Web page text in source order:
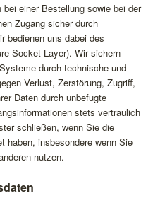
einer Bestellung sowie bei der
Zugang sicher durch
bedienen uns dabei des
Socket Layer). Wir sichern
durch technische und
Verlust, Zerstörung, Zugriff,
Daten durch unbefugte
stets vertraulich
schließen, wenn Sie die
haben, insbesondere wenn Sie
nutzen.